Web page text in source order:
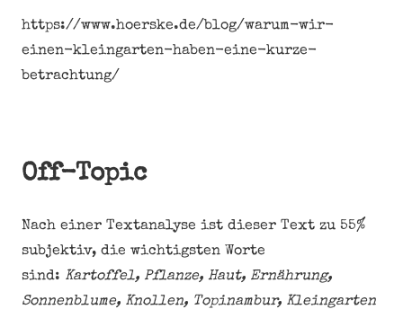
https://www.hoerske.de/blog/warum-wir-
einen-kleingarten-haben-eine-kurze-
betrachtung/
Off-Topic
Nach einer Textanalyse ist dieser Text zu 55%
subjektiv, die wichtigsten Worte
sind: Kartoffel, Pflanze, Haut, Ernährung,
Sonnenblume, Knollen, Topinambur, Kleingarten